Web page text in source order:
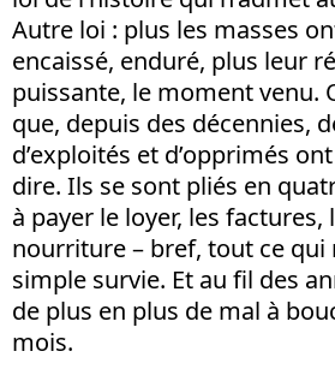
Autre loi : plus les masses
encaissé, enduré, plus leur
puissante, le moment venu.
que, depuis des décennies,
d’exploités et d’opprimés
dire. Ils se sont pliés en
à payer le loyer, les factures,
nourriture – bref, tout ce qui
simple survie. Et au fil des
de plus en plus de mal à
mois.